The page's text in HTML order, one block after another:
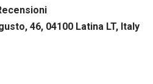
ecensioni
46, 04100 Latina LT, Italy